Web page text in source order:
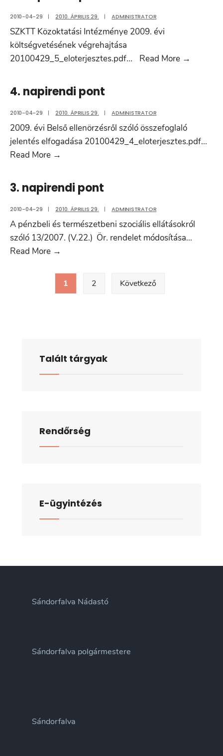
2010-04-29 | 2010. ÁPRILIS 29. | ADMINISTRATOR
SZKTT Közoktatási Intézménye 2009. évi
költségvetésének végrehajtása
20100429_5_eloterjesztes.pdf... Read More →
4. napirendi pont
2010-04-29 | 2010. ÁPRILIS 29. | ADMINISTRATOR
2009. évi Belső ellenörzésről szóló összefoglaló
jelentés elfogadása 20100429_4_eloterjesztes.pdf...
Read More →
pont
3. napirendi pont
2010-04-29 | 2010. ÁPRILIS 29. | ADMINISTRATOR
A pénzbeli és természetbeni szociális ellátásokról
szóló 13/2007. (V.22.) Ör. rendelet módosítása...
Read More →
pont
Bejegyzések
1 2 Következő
Talált tárgyak
Rendőrség
E-ügyintézés
Sándorfalva Nádastó
Sándorfalva polgármestere
Sándorfalva